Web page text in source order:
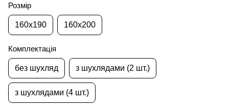
Розмір
160x190 160x200
Комплектація
без шухляд з шухлядами (2 шт.)
з шухлядами (4 шт.)